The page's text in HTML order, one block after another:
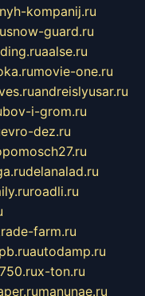
kompanij.ru
snow-guard.ru
aalse.ru
movie-one.ru
andreislyusar.ru
i-grom.ru
evro-dez.ru
delanalad.ru
roadli.ru
farm.ru
autodamp.ru
x-ton.ru
manunae.ru